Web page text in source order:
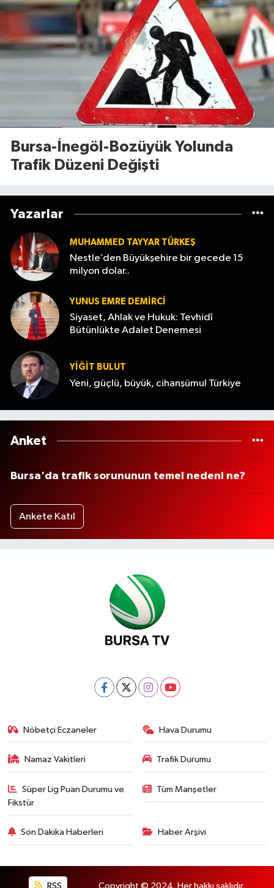
Bursa-İnegöl-Bozüyük Yolunda
Trafik Düzeni Değişti
Yazarlar
MUHAMMED TAYYAR TÜRKEŞ
Nestle’den Büyükşehire bir gecede 15
milyon dolar..
YUNUS EMRE DEMIRCI
Siyaset, Ahlak ve Hukuk: Tevhidî
Bütünlükte Adalet Denemesi
YİĞİT BULUT
Yeni, güçlü, büyük, cihanşümul Türkiye
Anket
Bursa'da trafik sorununun temel nedeni ne?
Ankete Katıl
Nöbetçi Eczaneler Hava Durumu
Namaz Vakitleri Trafik Durumu
Süper Lig Puan Durumu ve
Fikstür
Tüm Manşetler
Son Dakika Haberleri Haber Arşivi
RSS Copyright © 2024. Her hakkı saklıdır.